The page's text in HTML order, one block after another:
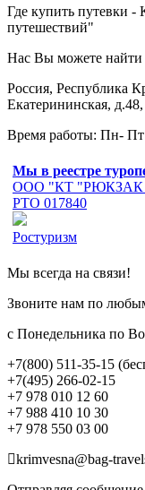
Где купить путевки
путешествий"
Нас Вы можете найти
Россия, Республика
Екатерининская,
Время работы: Пн- Пт
Мы в реестре
ООО "КТ
РТО 017840
Ростуризм
Мы всегда на связи!
Звоните нам по
с Понедельника по
+7(800) 511-35-15
+7(495) 266-02-15
+7 978 010 12 60
+7 988 410 10 30
+7 978 550 03 00
krimvesna@bag-